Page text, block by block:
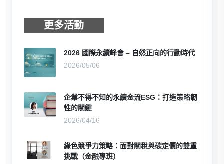
更多活動
2026 國際永續峰會 – 自然正向的行動時代
2026/05/06
企業不得不知的永續金流ESG：打造策略韌
性的關鍵
2026/04/16
綠色競爭力策略：面對關稅與碳定價的雙重
挑戰（金融專班）